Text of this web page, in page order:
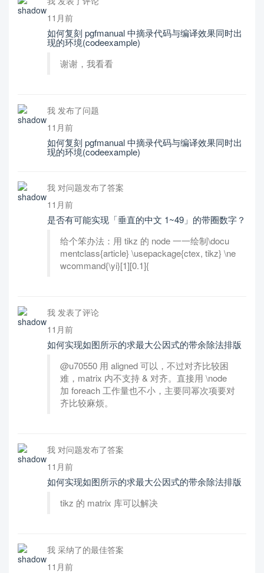
11月前
如何复刻 pgfmanual 中摘录代码与编译效果同时出
现的环境(codeexample)
谢谢，我看看
我 发布了问题
11月前
如何复刻 pgfmanual 中摘录代码与编译效果同时出
现的环境(codeexample)
我 对问题发布了答案
11月前
是否有可能实现「垂直的中文 1~49」的带圈数字？
给个笨办法：用 tikz 的 node 一一绘制\docu
mentclass{article} \usepackage{ctex, tikz} \ne
wcommand{\yi}[1][0.1]{
我 发表了评论
11月前
如何实现如图所示的求最大公因式的带余除法排版
@u70550 用 aligned 可以，不过对齐比较困
难，matrix 内不支持 & 对齐。直接用 \node
加 foreach 工作量也不小，主要同幂次项要对
齐比较麻烦。
我 对问题发布了答案
11月前
如何实现如图所示的求最大公因式的带余除法排版
tikz 的 matrix 库可以解决
我 采纳了的最佳答案
11月前